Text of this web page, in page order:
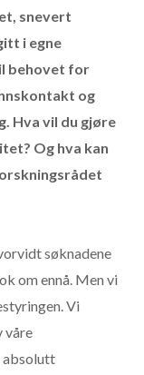
snevert
i egne
behovet for
og
Hva vil du gjøre
Og hva kan
søknadene
om ennå. Men vi
Vi
våre
absolutt